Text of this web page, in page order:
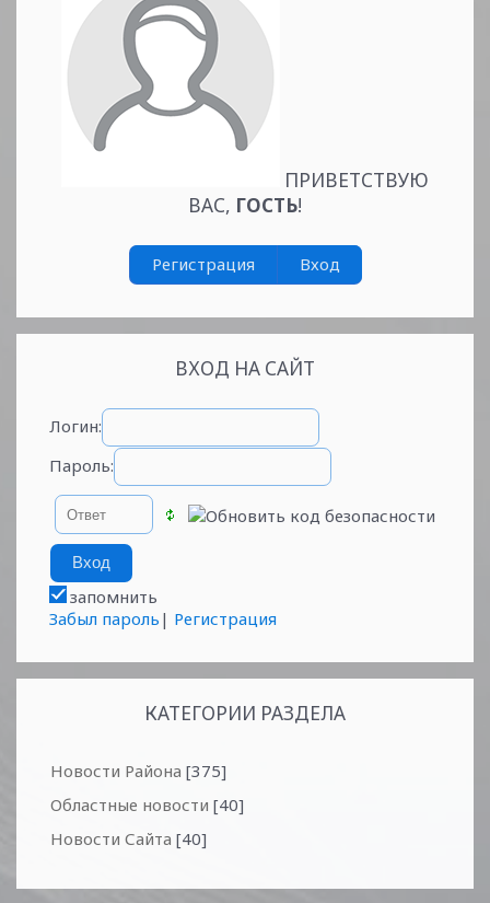
Читать
дальше »
ПРИВЕТСТВУЮ
ВАС, ГОСТЬ!
Регистрация Вход
ВХОД НА САЙТ
Логин:
Пароль:
запомнить
Забыл пароль | Регистрация
КАТЕГОРИИ РАЗДЕЛА
Новости Района [375]
Областные новости [40]
Новости Сайта [40]